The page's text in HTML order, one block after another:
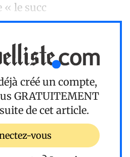
« le succ
créé un compte,
GRATUITEMENT
de cet article.
vous